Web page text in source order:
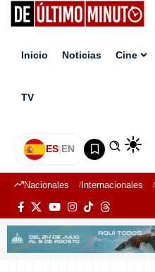
Inicio Noticias Cine
TV
ES|EN
Nacionales Internacionales